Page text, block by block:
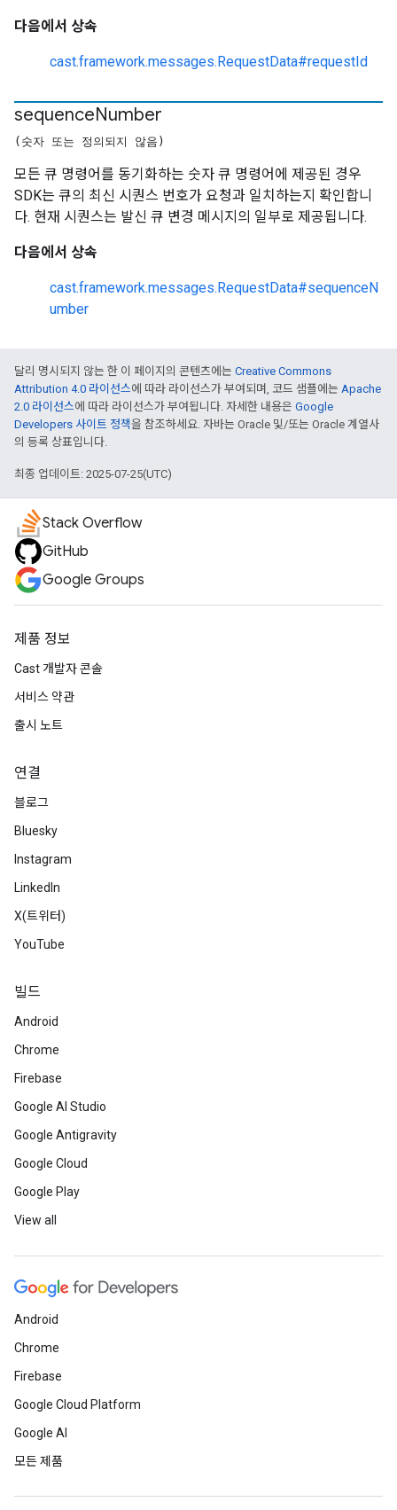
다음에서 상속
cast.framework.messages.RequestData#requestId
sequenceNumber
(숫자 또는 정의되지 않음)
모든 큐 명령어를 동기화하는 숫자 큐 명령어에 제공된 경우
SDK는 큐의 최신 시퀀스 번호가 요청과 일치하는지 확인합니
다. 현재 시퀀스는 발신 큐 변경 메시지의 일부로 제공됩니다.
다음에서 상속
cast.framework.messages.RequestData#sequenceN
umber
달리 명시되지 않는 한 이 페이지의 콘텐츠에는 Creative Commons
Attribution 4.0 라이선스에 따라 라이선스가 부여되며, 코드 샘플에는 Apache
2.0 라이선스에 따라 라이선스가 부여됩니다. 자세한 내용은 Google
Developers 사이트 정책을 참조하세요. 자바는 Oracle 및/또는 Oracle 계열사
의 등록 상표입니다.
최종 업데이트: 2025-07-25(UTC)
Stack Overflow
GitHub
Google Groups
제품 정보
Cast 개발자 콘솔
서비스 약관
출시 노트
연결
블로그
Bluesky
Instagram
LinkedIn
X(트위터)
YouTube
빌드
Android
Chrome
Firebase
Google AI Studio
Google Antigravity
Google Cloud
Google Play
View all
Android
Chrome
Firebase
Google Cloud Platform
Google AI
모든 제품